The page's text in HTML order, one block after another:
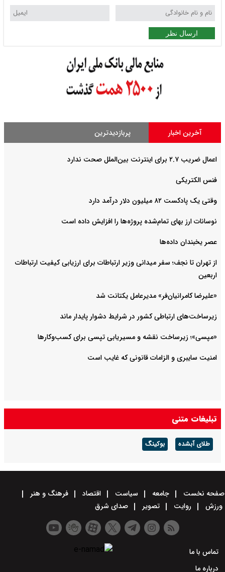
ارسال نظر
آخرین اخبار پربازدیدترین
اعمال ضریب ۲.۷ برای اینترنت بین‌الملل صحت ندارد
فنس الکتریکی
وقتی یک پادکست ۸۲ میلیون دلار درآمد دارد
نوسانات ارز بهای تمام‌شده پروژه‌ها را افزایش داده است
عصر یخبندان داده‌ها
از تهران تا نجف؛ سفر میدانی وزیر ارتباطات برای ارزیابی کیفیت ارتباطات
اربعین
«علیرضا کامرانیان‌فر» مدیرعامل یکتانت شد
زیرساخت‌های ارتباطی کشور در شرایط دشوار پایدار ماند
«مپسی»؛ زیرساخت نقشه و مسیریابی تپسی برای کسب‌وکارها
امنیت سایبری و الزامات قانونی که غایب است
تبلیغات متنی
طلای آبشده بوکینگ
صفحه نخست جامعه سیاست اقتصاد
فرهنگ و هنر
ورزش
روایت تصویر صدای شرق
تماس با ما
درباره ما